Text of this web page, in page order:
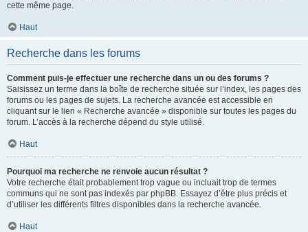
cette même page.
Haut
Recherche dans les forums
Comment puis-je effectuer une recherche dans un ou des forums ?
Saisissez un terme dans la boîte de recherche située sur l’index, les pages des
forums ou les pages de sujets. La recherche avancée est accessible en
cliquant sur le lien « Recherche avancée » disponible sur toutes les pages du
forum. L’accès à la recherche dépend du style utilisé.
Haut
Pourquoi ma recherche ne renvoie aucun résultat ?
Votre recherche était probablement trop vague ou incluait trop de termes
communs qui ne sont pas indexés par phpBB. Essayez d’être plus précis et
d’utiliser les différents filtres disponibles dans la recherche avancée.
Haut